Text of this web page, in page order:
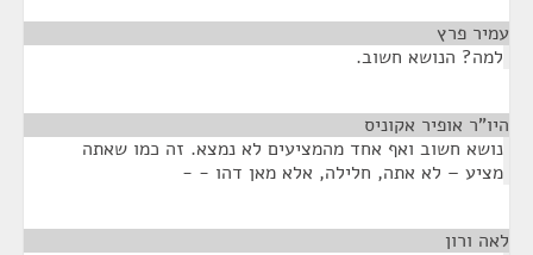
עמיר פרץ
למה? הנושא חשוב.
היו"ר אופיר אקוניס
נושא חשוב ואף אחד מהמציעים לא נמצא. זה כמו שאתה
מציע – לא אתה, חלילה, אלא מאן דהו - -
לאה ורון